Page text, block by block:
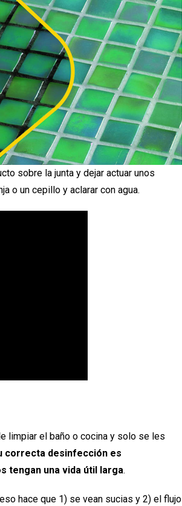
sobre la junta y dejar actuar unos
o un cepillo y aclarar con agua.
limpiar el baño o cocina y solo se les
correcta desinfección es
tengan una vida útil larga.
hace que 1) se vean sucias y 2) el flujo